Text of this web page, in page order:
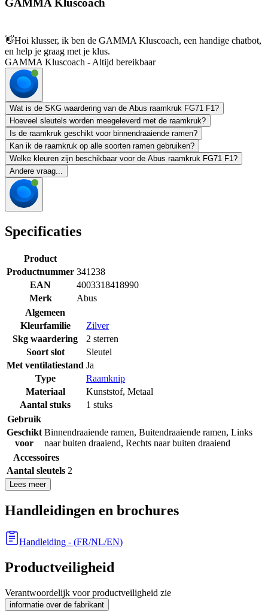
GAMMA Kluscoach
👋Hoi klusser, ik ben de GAMMA Kluscoach, een handige chatbot,
en help je graag met je klus.
GAMMA Kluscoach - Altijd bereikbaar
Wat is de SKG waardering van de Abus raamkruk FG71 F1?
Hoeveel sleutels worden meegeleverd met de raamkruk?
Is de raamkruk geschikt voor binnendraaiende ramen?
Kan ik de raamkruk op alle soorten ramen gebruiken?
Welke kleuren zijn beschikbaar voor de Abus raamkruk FG71 F1?
Andere vraag...
Specificaties
Product
Productnummer 341238
EAN
4003318418990
Merk
Abus
Algemeen
Kleurfamilie
Zilver
Skg waardering
2 sterren
Soort slot
Sleutel
Met ventilatiestand Ja
Type
Raamknip
Materiaal
Kunststof, Metaal
Aantal stuks
1 stuks
Gebruik
Geschikt
voor
Binnendraaiende ramen, Buitendraaiende ramen, Links
naar buiten draaiend, Rechts naar buiten draaiend
Accessoires
Aantal sleutels 2
Lees meer
Handleidingen en brochures
Handleiding - (FR/NL/EN)
Productveiligheid
Verantwoordelijk voor productveiligheid zie
informatie over de fabrikant